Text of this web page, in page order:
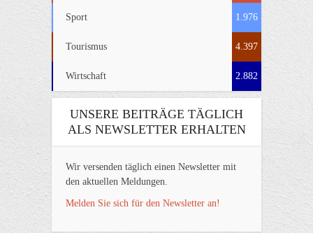
Sport 1.976
Tourismus 4.397
Wirtschaft 2.882
UNSERE BEITRÄGE TÄGLICH
ALS NEWSLETTER ERHALTEN
Wir versenden täglich einen Newsletter mit
den aktuellen Meldungen.
Melden Sie sich für den Newsletter an!